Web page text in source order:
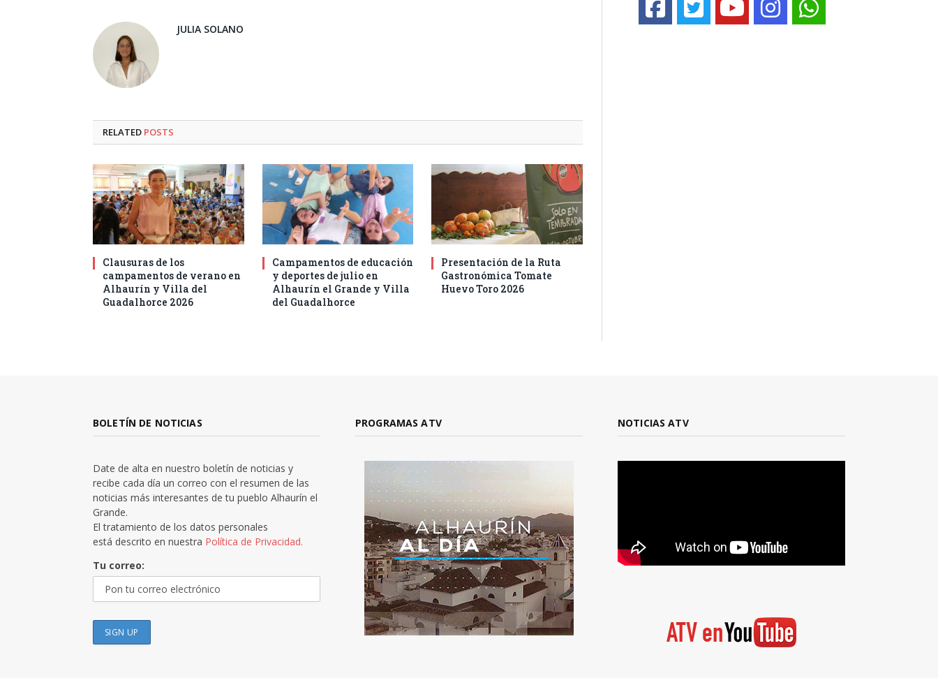
JULIA SOLANO
RELATED POSTS
Clausuras de los
campamentos de verano en
Alhaurín y Villa del
Guadalhorce 2026
Campamentos de educación
y deportes de julio en
Alhaurín el Grande y Villa
del Guadalhorce
Presentación de la Ruta
Gastronómica Tomate
Huevo Toro 2026
BOLETÍN DE NOTICIAS
Date de alta en nuestro boletín de noticias y
recibe cada día un correo con el resumen de las
noticias más interesantes de tu pueblo Alhaurín el
Grande.
El tratamiento de los datos personales
está descrito en nuestra Política de Privacidad.
Tu correo:
PROGRAMAS ATV NOTICIAS ATV